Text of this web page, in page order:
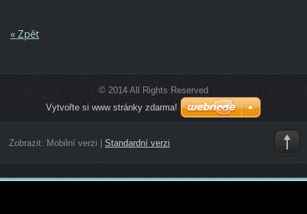
« Zpět
© 2014 All Rights Reserved
Vytvořte si www stránky zdarma!
Zobrazit: Mobilní verzi Standardní verzi